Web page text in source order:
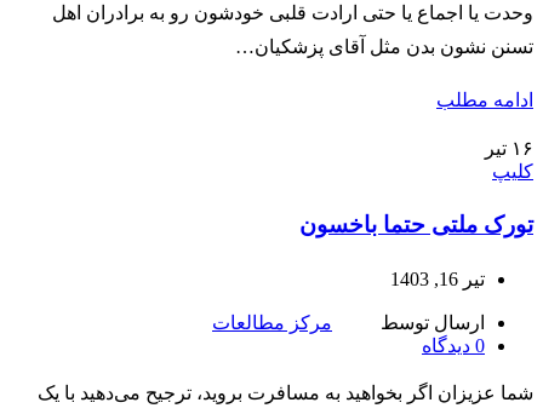
وحدت یا اجماع یا حتی ارادت قلبی خودشون رو به برادران اهل
تسنن نشون بدن مثل آقای پزشکیان…
ادامه مطلب
۱۶ تیر
کلیپ
تورک ملتی حتما باخسون
تیر 16, 1403
ارسال توسط
مرکز مطالعات
0 دیدگاه
شما عزیزان اگر بخواهید به مسافرت بروید، ترجیح می‌دهید با یک